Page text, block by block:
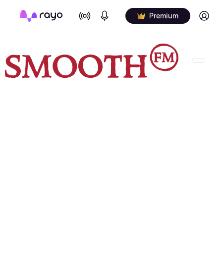
On Air Podcasts Premium Log in